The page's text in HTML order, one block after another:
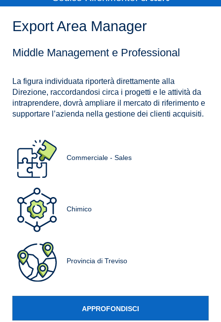
Export Area Manager
Middle Management e Professional
La figura individuata riporterà direttamente alla
Direzione, raccordandosi circa i progetti e le attività da
intraprendere, dovrà ampliare il mercato di riferimento e
supportare l’azienda nella gestione dei clienti acquisiti.
Commerciale - Sales
Chimico
Provincia di Treviso
APPROFONDISCI